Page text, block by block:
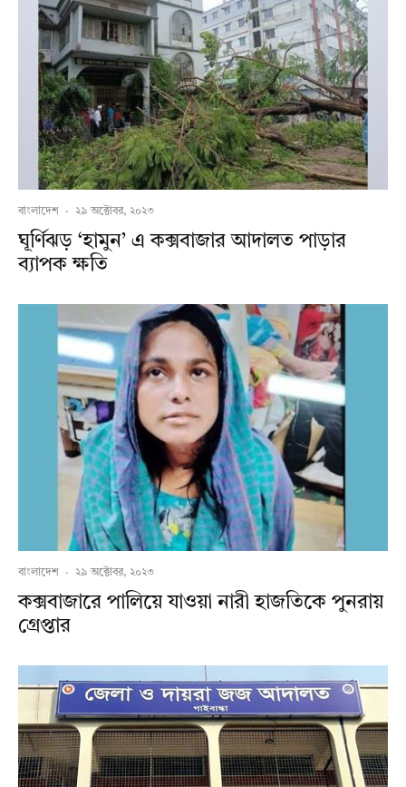
বাংলাদেশ · ২৯ অক্টোবর, ২০২৩
ঘূর্ণিঝড় ‘হামুন’ এ কক্সবাজার আদালত পাড়ার
ব্যাপক ক্ষতি
বাংলাদেশ · ২৯ অক্টোবর, ২০২৩
কক্সবাজারে পালিয়ে যাওয়া নারী হাজতিকে পুনরায়
গ্রেপ্তার